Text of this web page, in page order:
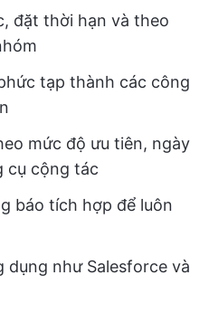
đặt thời hạn và theo
tạp thành các công
mức độ ưu tiên, ngày
cụ cộng tác
báo tích hợp để luôn
dụng như Salesforce và